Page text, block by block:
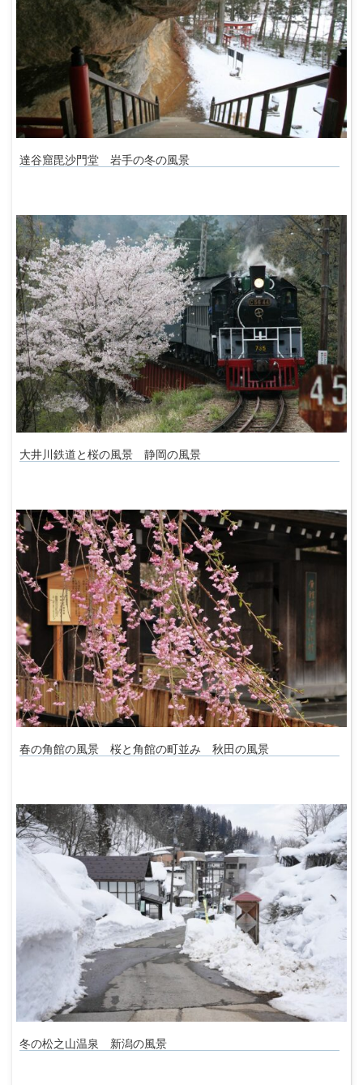
達谷窟毘沙門堂 岩手の冬の風景
大井川鉄道と桜の風景 静岡の風景
春の角館の風景 桜と角館の町並み 秋田の風景
冬の松之山温泉 新潟の風景